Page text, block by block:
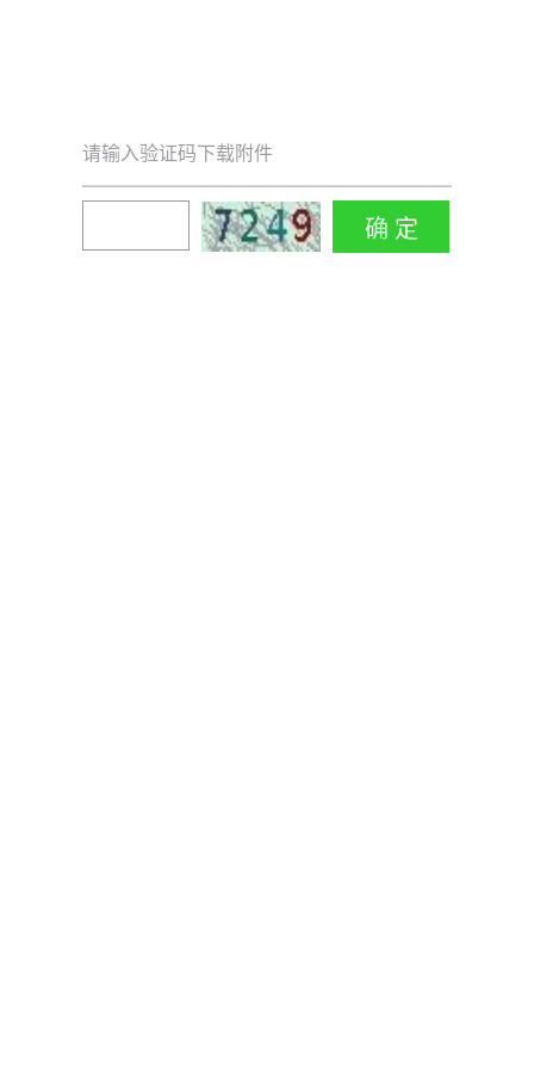
请输入验证码下载附件